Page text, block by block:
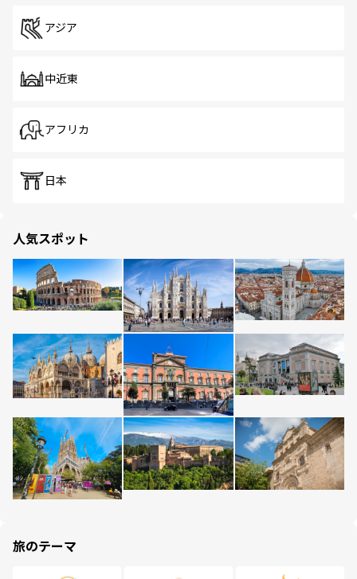
アジア
中近東
アフリカ
日本
人気スポット
旅のテーマ